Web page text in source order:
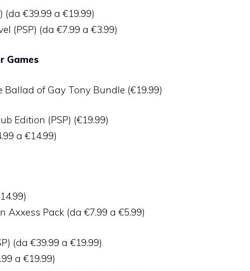
(da €39.99 a €19.99)
(PSP) (da €7.99 a €3.99)
Games
of Gay Tony Bundle (€19.99)
Edition (PSP) (€19.99)
a €14.99)
Axxess Pack (da €7.99 a €5.99)
(da €39.99 a €19.99)
a €19.99)